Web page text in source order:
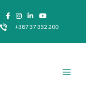
+387 37 352 200
Menu